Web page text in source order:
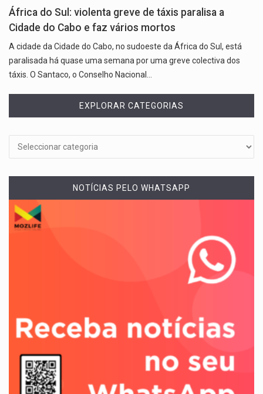
África do Sul: violenta greve de táxis paralisa a
Cidade do Cabo e faz vários mortos
A cidade da Cidade do Cabo, no sudoeste da África do Sul, está
paralisada há quase uma semana por uma greve colectiva dos
táxis. O Santaco, o Conselho Nacional…
EXPLORAR CATEGORIAS
NOTÍCIAS PELO WHATSAPP